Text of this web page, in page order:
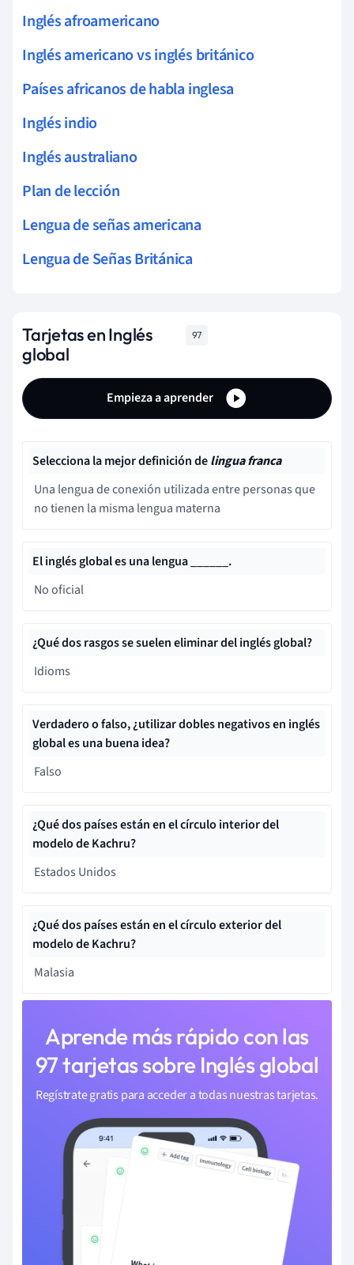
Inglés afroamericano
Inglés americano vs inglés británico
Países africanos de habla inglesa
Inglés indio
Inglés australiano
Plan de lección
Lengua de señas americana
Lengua de Señas Británica
Tarjetas en Inglés
global
97
Empieza a aprender
Selecciona la mejor definición delingua franca
Una lengua de conexión utilizada entre personas que
no tienen la misma lengua materna
El inglés global es una lengua ______.
No oficial
¿Qué dos rasgos se suelen eliminar del inglés global?
Idioms
Verdadero o falso, ¿utilizar dobles negativos en inglés
global es una buena idea?
Falso
¿Qué dos países están en el círculo interior del
modelo de Kachru?
Estados Unidos
¿Qué dos países están en el círculo exterior del
modelo de Kachru?
Malasia
Aprende más rápido con las
97 tarjetas sobre Inglés global
Regístrate gratis para acceder a todas nuestras tarjetas.